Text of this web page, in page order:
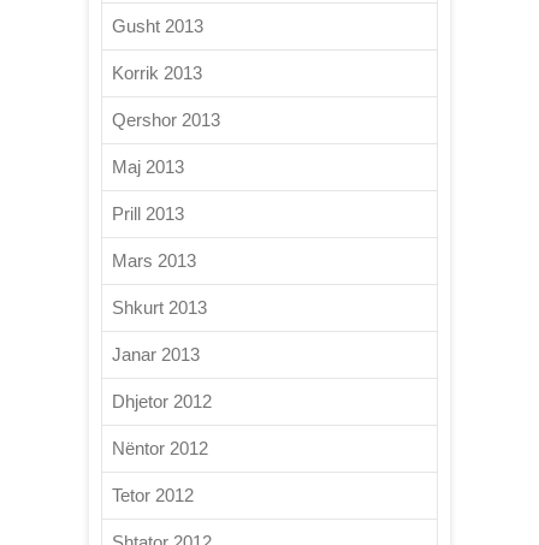
Gusht 2013
Korrik 2013
Qershor 2013
Maj 2013
Prill 2013
Mars 2013
Shkurt 2013
Janar 2013
Dhjetor 2012
Nëntor 2012
Tetor 2012